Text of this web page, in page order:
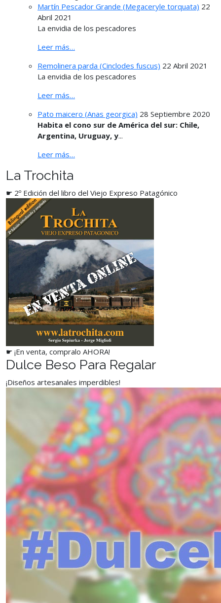
Martín Pescador Grande (Megaceryle torquata) 22
Abril 2021
La envidia de los pescadores
Leer más…
Remolinera parda (Cinclodes fuscus) 22 Abril 2021
La envidia de los pescadores
Leer más…
Pato maicero (Anas georgica) 28 Septiembre 2020
Habita el cono sur de América del sur: Chile,
Argentina, Uruguay, y...
Leer más…
La Trochita
☛ 2º Edición del libro del Viejo Expreso Patagónico
☛ ¡En venta, compralo AHORA!
Dulce Beso Para Regalar
¡Diseños artesanales imperdibles!